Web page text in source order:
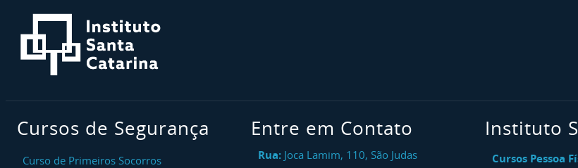
Cursos de Segurança
Curso de Primeiros Socorros
Entre em Contato
Rua: Joca Lamim, 110, São Judas
Instituto
Cursos Pessoa